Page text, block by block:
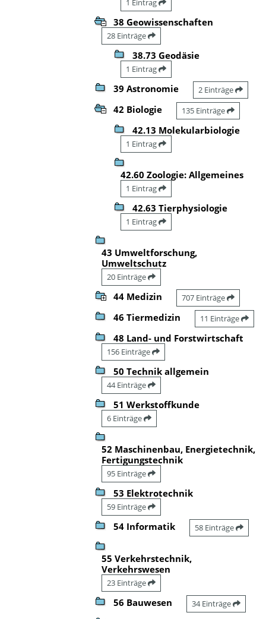
1 Eintrag
38 Geowissenschaften
28 Einträge
38.73 Geodäsie
1 Eintrag
39 Astronomie 2 Einträge
42 Biologie 135 Einträge
42.13 Molekularbiologie
1 Eintrag
42.60 Zoologie: Allgemeines
1 Eintrag
42.63 Tierphysiologie
1 Eintrag
43 Umweltforschung,
Umweltschutz
20 Einträge
44 Medizin 707 Einträge
46 Tiermedizin 11 Einträge
48 Land- und Forstwirtschaft
156 Einträge
50 Technik allgemein
44 Einträge
51 Werkstoffkunde
6 Einträge
52 Maschinenbau, Energietechnik,
Fertigungstechnik
95 Einträge
53 Elektrotechnik
59 Einträge
54 Informatik 58 Einträge
55 Verkehrstechnik,
Verkehrswesen
23 Einträge
56 Bauwesen 34 Einträge